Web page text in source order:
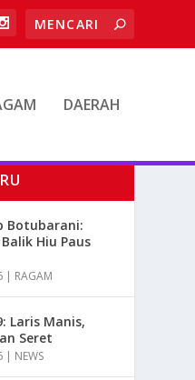
DAERAH
Botubarani:
Hiu Paus
| RAGAM
Laris Manis,
Seret
| NEWS